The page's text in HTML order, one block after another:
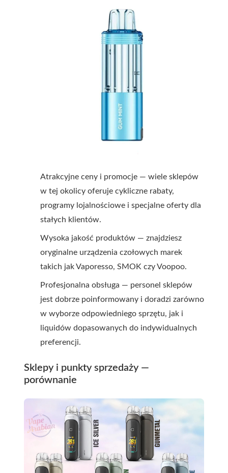
Atrakcyjne ceny i promocje — wiele sklepów
w tej okolicy oferuje cykliczne rabaty,
programy lojalnościowe i specjalne oferty dla
stałych klientów.
Wysoka jakość produktów — znajdziesz
oryginalne urządzenia czołowych marek
takich jak Vaporesso, SMOK czy Voopoo.
Profesjonalna obsługa — personel sklepów
jest dobrze poinformowany i doradzi zarówno
w wyborze odpowiedniego sprzętu, jak i
liquidów dopasowanych do indywidualnych
preferencji.
Sklepy i punkty sprzedaży —
porównanie